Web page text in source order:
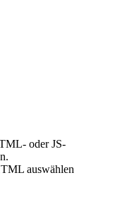
oder JS-
auswählen